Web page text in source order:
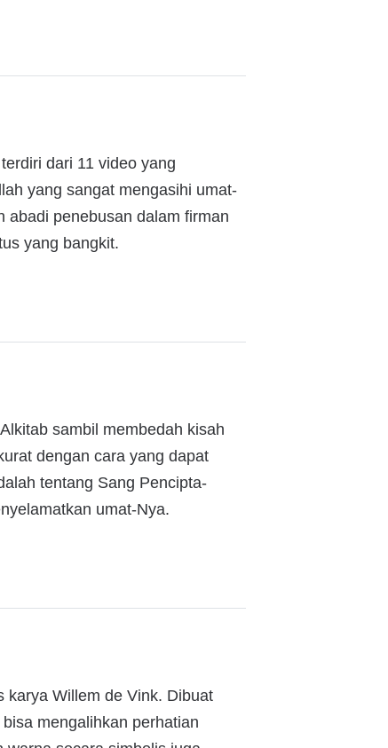
dari 11 video yang
yang sangat mengasihi umat-
abadi penebusan dalam firman
yang bangkit.
sambil membedah kisah
dengan cara yang dapat
tentang Sang Pencipta-
umat-Nya.
karya Willem de Vink. Dibuat
mengalihkan perhatian